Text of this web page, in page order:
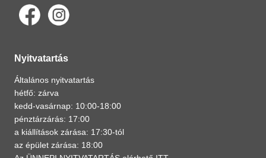
Nyitvatartás
Általános nyitvatartás
hétfő: zárva
kedd-vasárnap: 10:00-18:00
pénztárzárás: 17:00
a kiállítások zárása: 17:30-tól
az épület zárása: 18:00